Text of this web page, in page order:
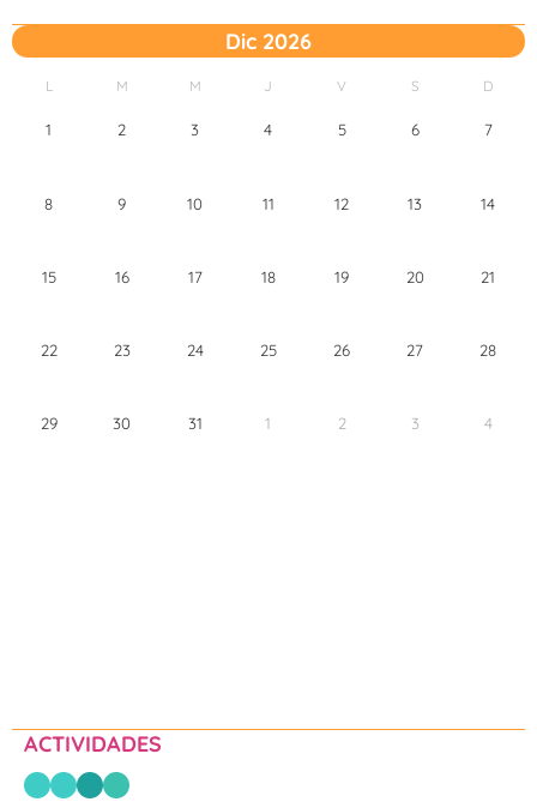
Dic 2026
L M M J V S D
1 2 3 4 5 6 7
8 9 10 11 12 13 14
15 16 17 18 19 20 21
22 23 24 25 26 27 28
29 30 31 1 2 3 4
ACTIVIDADES